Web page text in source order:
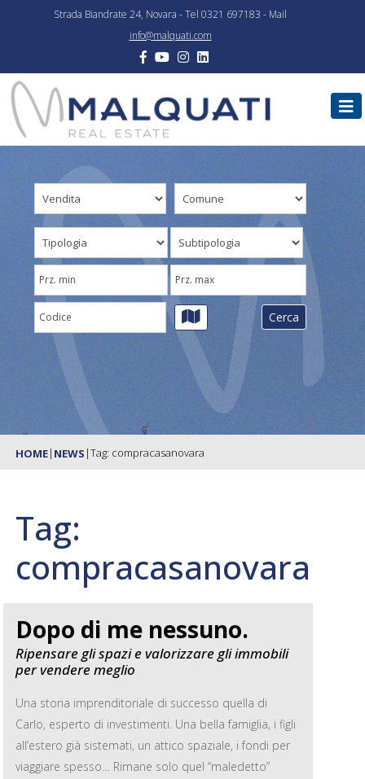
Strada Biandrate 24, Novara - Tel 0321 697183 - Mail
info@malquati.com
HOME| NEWS |Tag: compracasanovara
Tag:
compracasanovara
Dopo di me nessuno.
Ripensare gli spazi e valorizzare gli immobili
per vendere meglio
Una storia imprenditoriale di successo quella di
Carlo, esperto di investimenti. Una bella famiglia, i figli
all’estero già sistemati, un attico spaziale, i fondi per
viaggiare spesso… Rimane solo quel “maledetto”